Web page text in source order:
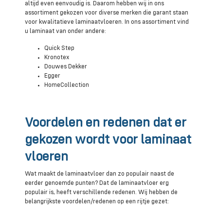
altijd even eenvoudig is. Daarom hebben wij in ons
assortiment gekozen voor diverse merken die garant staan
voor kwalitatieve laminaatvloeren. In ons assortiment vind
u laminaat van onder andere:
Quick Step
Kronotex
Douwes Dekker
Egger
HomeCollection
Voordelen en redenen dat er
gekozen wordt voor laminaat
vloeren
Wat maakt de laminaatvloer dan zo populair naast de
eerder genoemde punten? Dat de laminaatvloer erg
populair is, heeft verschillende redenen. Wij hebben de
belangrijkste voordelen/redenen op een rijtje gezet: